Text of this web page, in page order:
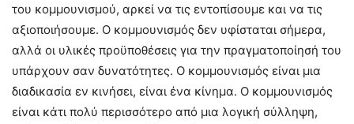
του κομμουνισμού, αρκεί να τις εντοπίσουμε και να τις
αξιοποιήσουμε. Ο κομμουνισμός δεν υφίσταται σήμερα,
αλλά οι υλικές προϋποθέσεις για την πραγματοποίησή του
υπάρχουν σαν δυνατότητες. Ο κομμουνισμός είναι μια
διαδικασία εν κινήσει, είναι ένα κίνημα. Ο κομμουνισμός
είναι κάτι πολύ περισσότερο από μια λογική σύλληψη,